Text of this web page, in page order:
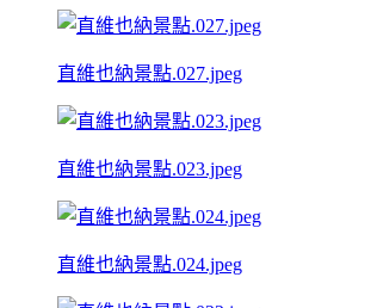
直維也納景點.027.jpeg
直維也納景點.023.jpeg
直維也納景點.024.jpeg